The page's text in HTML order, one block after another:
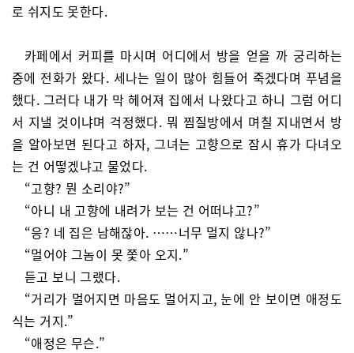
로 쉬지도 못한다.
카페에서 커피를 마시며 어디에서 방을 얻을 까 궁리하는
중에 전화가 왔다. 세나는 일이 많아 힘들어 죽겠다며 푸념을
했다. 그러다 내가 막 헤어져 집에서 나왔다고 하니 그럼 어디
서 지낼 것이냐며 걱정했다. 뭐 찜질방에서 며칠 지내면서 방
을 알아보면 된다고 하자, 그녀는 고향으로 잠시 휴가 다녀오
는 건 어떻겠냐고 물었다.
“고향? 뭔 소리야?”
“아니 내 고향에 내려가 보는 건 어떠냐고?”
“응? 네 집은 남해잖아. ……너무 멀지 않나?”
“멀어야 그놈이 못 쫓아 오지.”
듣고 보니 그랬다.
“거리가 멀어지면 마음도 멀어지고, 눈에 안 보이면 애정도
식는 거지.”
“애정은 무슨.”